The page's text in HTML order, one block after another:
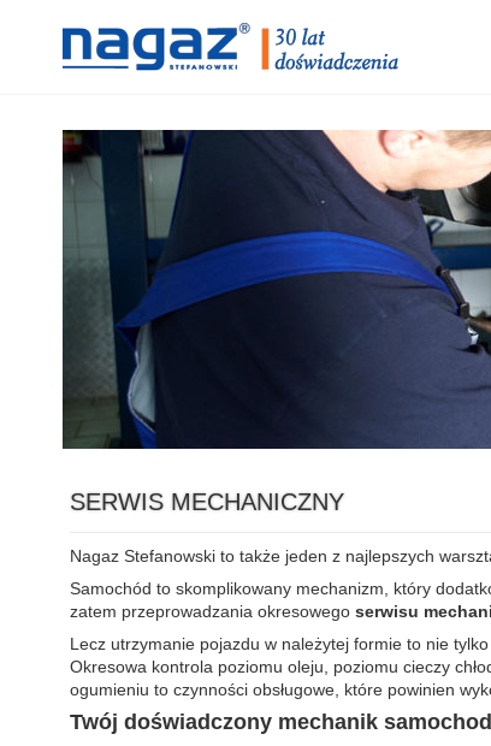
SERWIS MECHANICZNY
Nagaz Stefanowski to także jeden z najlepszych
Samochód to skomplikowany mechanizm, który
zatem przeprowadzania okresowego serwisu
Lecz utrzymanie pojazdu w należytej formie to nie
Okresowa kontrola poziomu oleju, poziomu cieczy
ogumieniu to czynności obsługowe, które powinien
Twój doświadczony mechanik